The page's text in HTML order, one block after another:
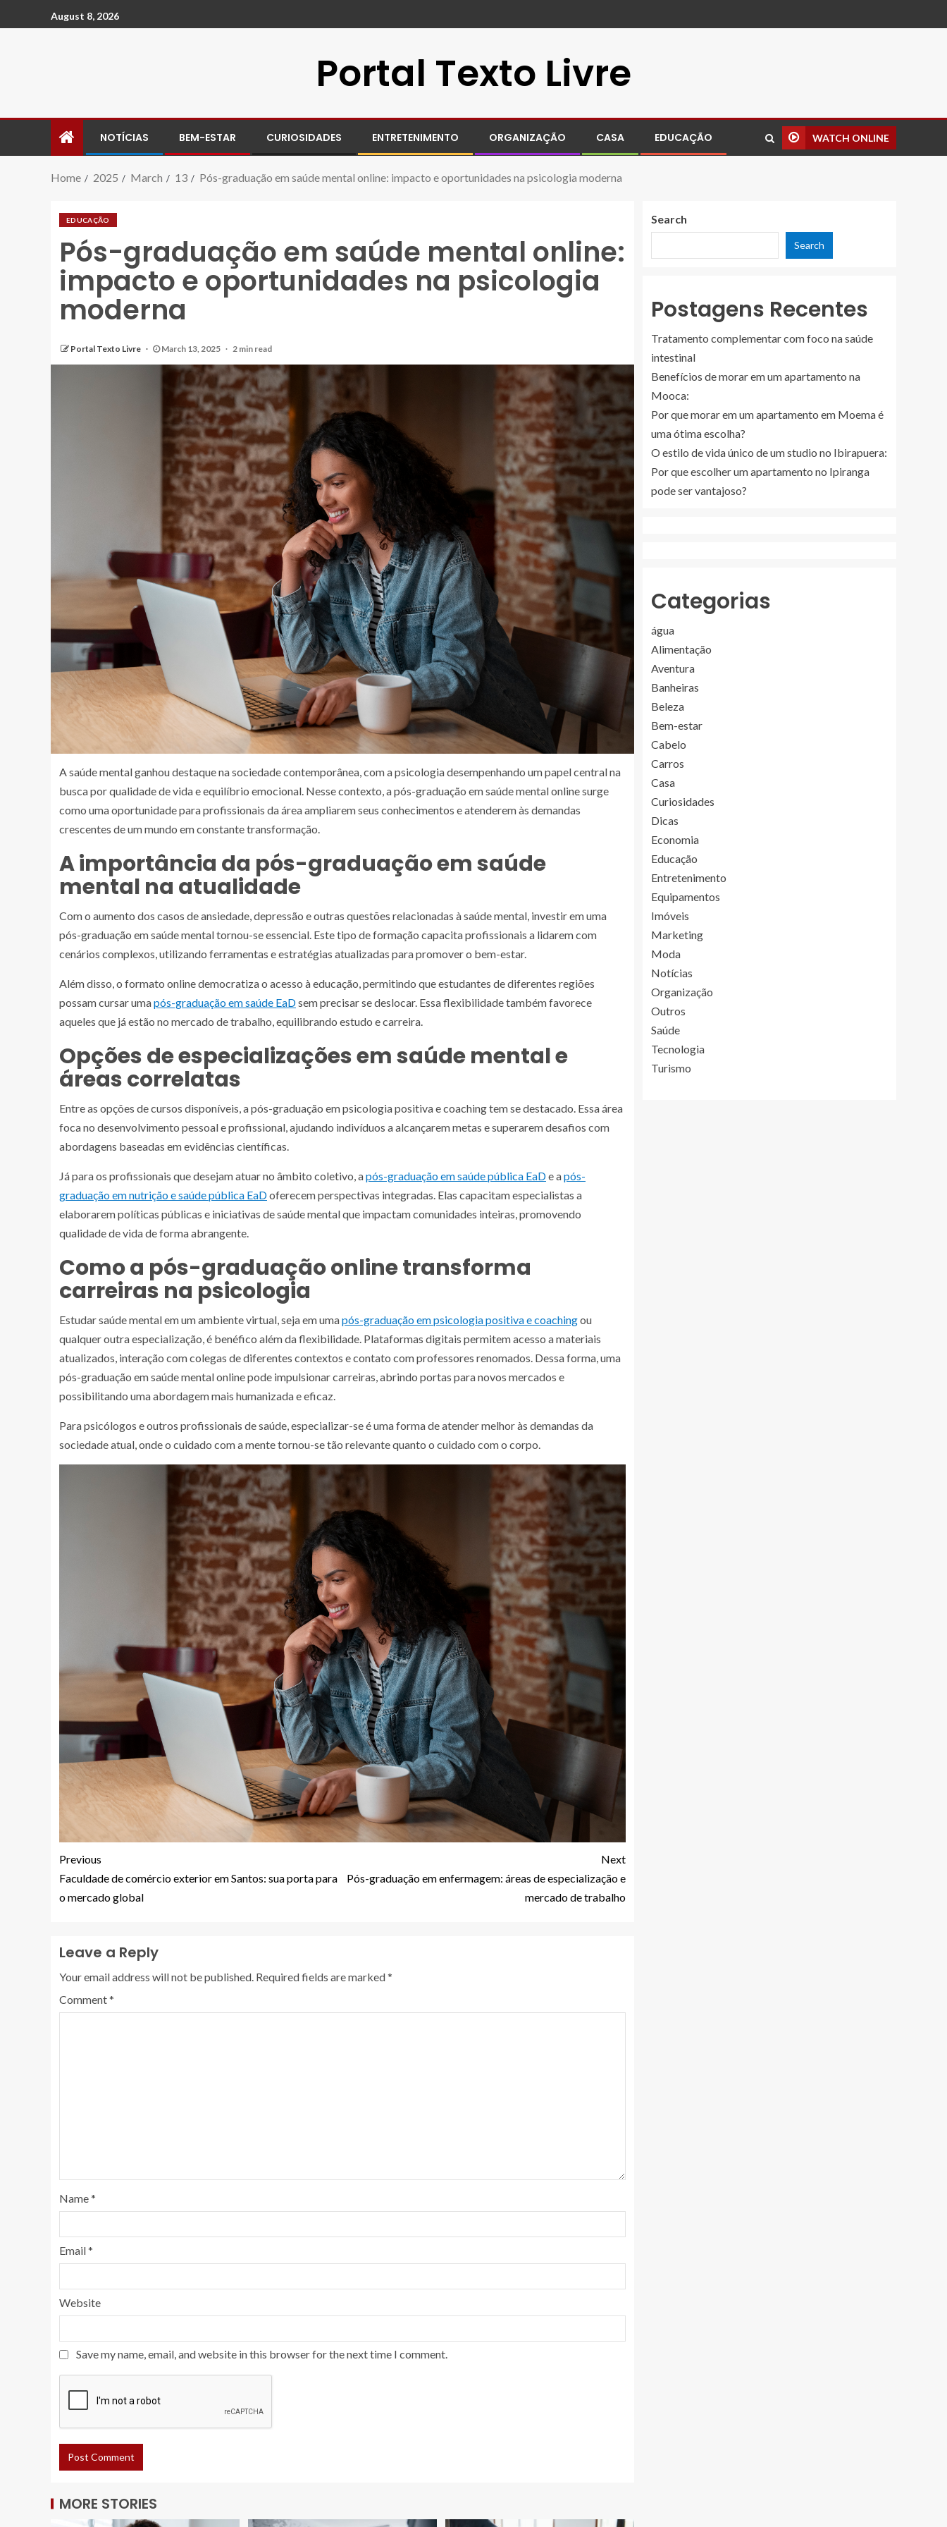
August 8, 2026
Portal Texto Livre
NOTÍCIAS BEM-ESTAR CURIOSIDADES ENTRETENIMENTO ORGANIZAÇÃO CASA EDUCAÇÃO WATCH ONLINE
Home 2025 March 13 Pós-graduação em saúde mental online: impacto e oportunidades na psicologia moderna
EDUCAÇÃO
Pós-graduação em saúde mental online:
impacto e oportunidades na psicologia
moderna
Portal Texto Livre March 13, 2025 2 min read
A saúde mental ganhou destaque na sociedade contemporânea, com a psicologia desempenhando um papel central na
busca por qualidade de vida e equilíbrio emocional. Nesse contexto, a pós-graduação em saúde mental online surge
como uma oportunidade para profissionais da área ampliarem seus conhecimentos e atenderem às demandas
crescentes de um mundo em constante transformação.
A importância da pós-graduação em saúde
mental na atualidade
Com o aumento dos casos de ansiedade, depressão e outras questões relacionadas à saúde mental, investir em uma
pós-graduação em saúde mental tornou-se essencial. Este tipo de formação capacita profissionais a lidarem com
cenários complexos, utilizando ferramentas e estratégias atualizadas para promover o bem-estar.
Além disso, o formato online democratiza o acesso à educação, permitindo que estudantes de diferentes regiões
possam cursar umapós-graduação em saúde EaDsem precisar se deslocar. Essa flexibilidade também favorece
aqueles que já estão no mercado de trabalho, equilibrando estudo e carreira.
Opções de especializações em saúde mental e
áreas correlatas
Entre as opções de cursos disponíveis, a pós-graduação em psicologia positiva e coaching tem se destacado. Essa área
foca no desenvolvimento pessoal e profissional, ajudando indivíduos a alcançarem metas e superarem desafios com
abordagens baseadas em evidências científicas.
Já para os profissionais que desejam atuar no âmbito coletivo, após-graduação em saúde pública EaDe após-
graduação em nutrição e saúde pública EaDoferecem perspectivas integradas. Elas capacitam especialistas a
elaborarem políticas públicas e iniciativas de saúde mental que impactam comunidades inteiras, promovendo
qualidade de vida de forma abrangente.
Como a pós-graduação online transforma
carreiras na psicologia
Estudar saúde mental em um ambiente virtual, seja em umapós-graduação em psicologia positiva e coachingou
qualquer outra especialização, é benéfico além da flexibilidade. Plataformas digitais permitem acesso a materiais
atualizados, interação com colegas de diferentes contextos e contato com professores renomados. Dessa forma, uma
pós-graduação em saúde mental online pode impulsionar carreiras, abrindo portas para novos mercados e
possibilitando uma abordagem mais humanizada e eficaz.
Para psicólogos e outros profissionais de saúde, especializar-se é uma forma de atender melhor às demandas da
sociedade atual, onde o cuidado com a mente tornou-se tão relevante quanto o cuidado com o corpo.
Previous
Faculdade de comércio exterior em Santos: sua porta para
o mercado global
Next
Pós-graduação em enfermagem: áreas de especialização e
mercado de trabalho
Leave a Reply
Your email address will not be published. Required fields are marked*
Comment*
Name*
Email*
Website
Save my name, email, and website in this browser for the next time I comment.
MORE STORIES
Search
Search
Postagens Recentes
Tratamento complementar com foco na saúde
intestinal
Benefícios de morar em um apartamento na
Mooca:
Por que morar em um apartamento em Moema é
uma ótima escolha?
O estilo de vida único de um studio no Ibirapuera:
Por que escolher um apartamento no Ipiranga
pode ser vantajoso?
Categorias
água
Alimentação
Aventura
Banheiras
Beleza
Bem-estar
Cabelo
Carros
Casa
Curiosidades
Dicas
Economia
Educação
Entretenimento
Equipamentos
Imóveis
Marketing
Moda
Notícias
Organização
Outros
Saúde
Tecnologia
Turismo